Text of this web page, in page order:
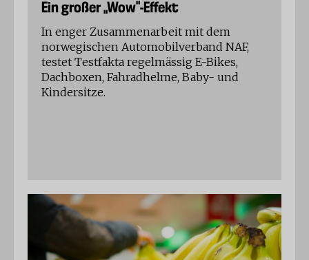
Ein großer „Wow“-Effekt
In enger Zusammenarbeit mit dem
norwegischen Automobilverband NAF,
testet Testfakta regelmässig E-Bikes,
Dachboxen, Fahradhelme, Baby- und
Kindersitze.